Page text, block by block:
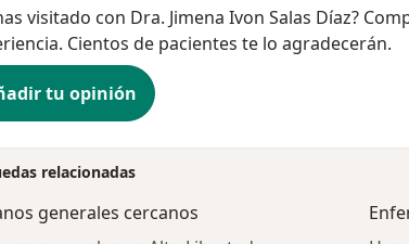
visitado con Dra. Jimena Ivon Salas Díaz?
Cientos de pacientes te lo agradecerán.
tu opinión
relacionadas
generales cercanos